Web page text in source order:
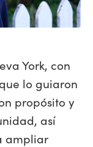
York, con
lo guiaron
propósito y
así
ampliar